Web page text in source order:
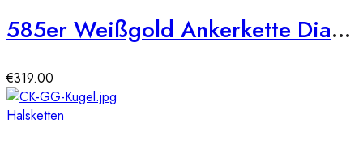
585er Weißgold Ankerkette Diamantiert 45 + 3,5 cm
€319.00
Halsketten